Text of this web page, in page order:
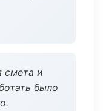
смета и
было